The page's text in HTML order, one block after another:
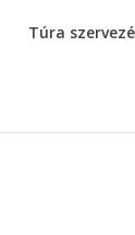
Túra